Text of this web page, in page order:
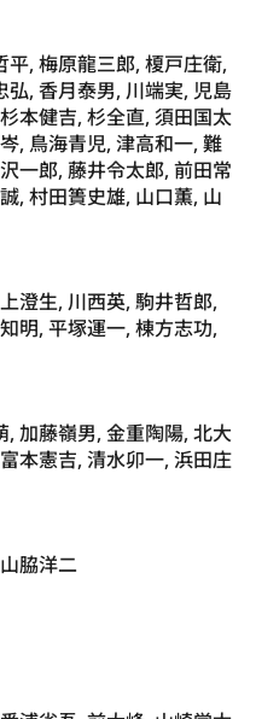
, 梅原龍三郎, 榎戸庄衛,
, 香月泰男, 川端実, 児島
本健吉, 杉全直, 須田国太
, 鳥海青児, 津高和一, 難
一郎, 藤井令太郎, 前田常
, 村田簣史雄, 山口薫, 山
澄生, 川西英, 駒井哲郎,
明, 平塚運一, 棟方志功,
加藤嶺男, 金重陶陽, 北大
本憲吉, 清水卯一, 浜田庄
脇洋二